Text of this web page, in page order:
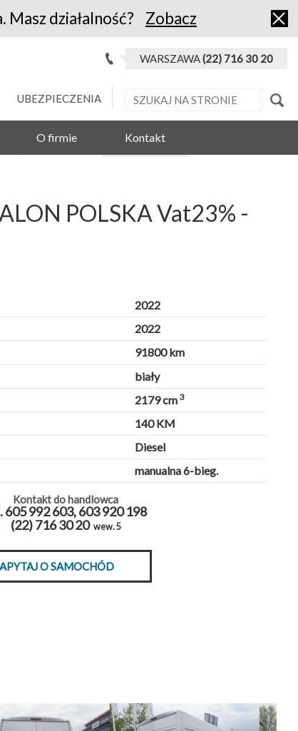
Masz działalność? Zobacz
WARSZAWA(22) 716 30 20
UBEZPIECZENIA
O firmie Kontakt
POLSKA Vat23% -
2022
2022
91800 km
biały
2179 cm 3
140 KM
Diesel
manualna 6-bieg.
Kontakt do handlowca
605 992 603, 603 920 198
(22) 716 30 20 wew. 5
O SAMOCHÓD